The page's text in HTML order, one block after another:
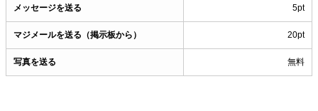
メッセージを送る 5pt
マジメールを送る（掲示板から） 20pt
写真を送る 無料